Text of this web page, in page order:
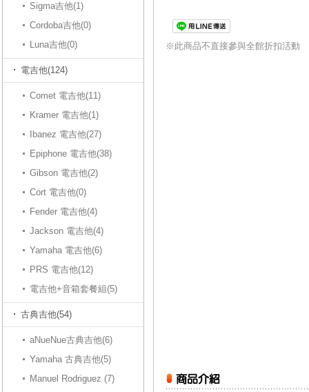
Sigma吉他(1)
Cordoba吉他(0)
Luna吉他(0)
電吉他(124)
Comet 電吉他(11)
Kramer 電吉他(1)
Ibanez 電吉他(27)
Epiphone 電吉他(38)
Gibson 電吉他(2)
Cort 電吉他(0)
Fender 電吉他(4)
Jackson 電吉他(4)
Yamaha 電吉他(6)
PRS 電吉他(12)
電吉他+音箱套餐組(5)
古典吉他(54)
aNueNue古典吉他(6)
Yamaha 古典吉他(5)
Manuel Rodriguez (7)
※此商品不直接參與全館折扣活動